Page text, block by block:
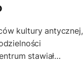
kultury antycznej,
stawiał…